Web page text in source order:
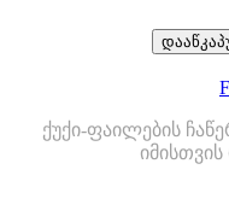
ქუქი-ფაილების